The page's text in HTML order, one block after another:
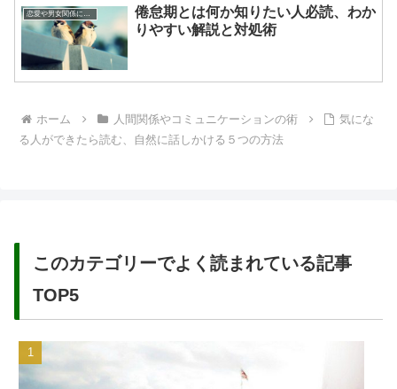
恋愛や男女関係についてのあれこれ
倦怠期とは何か知りたい人必読、わか
りやすい解説と対処術
ホーム 人間関係やコミュニケーションの術
気にな
る人ができたら読む、自然に話しかける５つの方法
このカテゴリーでよく読まれている記事
TOP5